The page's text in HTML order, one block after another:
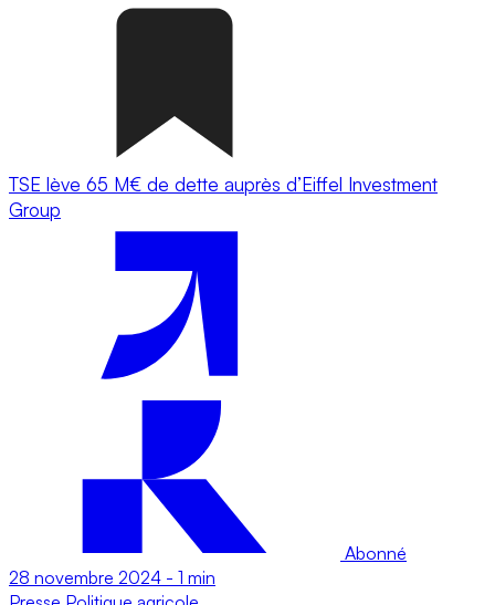
TSE lève 65 M€ de dette auprès d’Eiffel Investment
Group
Abonné
28 novembre 2024 - 1 min